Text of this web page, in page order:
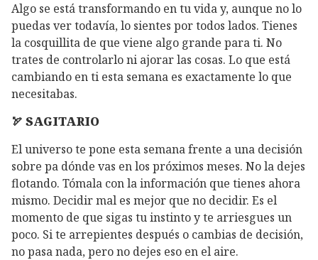
Algo se está transformando en tu vida y, aunque no lo
puedas ver todavía, lo sientes por todos lados. Tienes
la cosquillita de que viene algo grande para ti. No
trates de controlarlo ni ajorar las cosas. Lo que está
cambiando en ti esta semana es exactamente lo que
necesitabas.
🏹 SAGITARIO
El universo te pone esta semana frente a una decisión
sobre pa dónde vas en los próximos meses. No la dejes
flotando. Tómala con la información que tienes ahora
mismo. Decidir mal es mejor que no decidir. Es el
momento de que sigas tu instinto y te arriesgues un
poco. Si te arrepientes después o cambias de decisión,
no pasa nada, pero no dejes eso en el aire.